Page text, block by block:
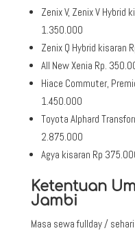
Zenix V, Zenix V Hybrid
1.350.000
Zenix Q Hybrid kisaran
All New Xenia Rp.
Hiace Commuter,
1.450.000
Toyota Alphard
2.875.000
Agya kisaran Rp
Ketentuan
Jambi
Masa sewa fullday /